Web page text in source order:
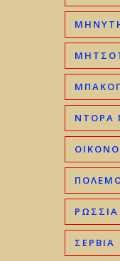
ΝΤΟΡΑ
ΡΩΣΣΊΑ
ΣΕΡΒΊΑ